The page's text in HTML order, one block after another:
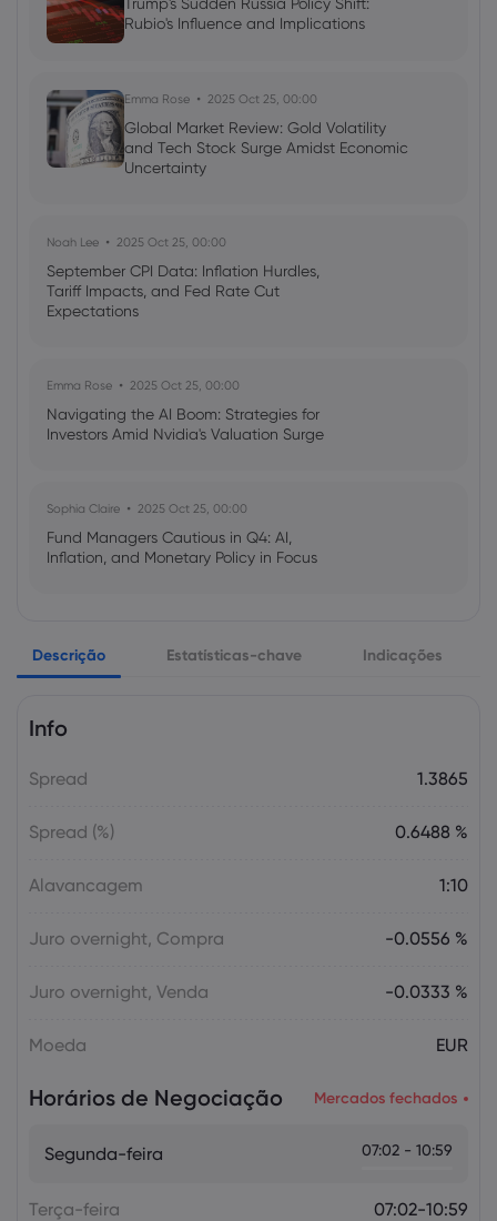
Rubio's Influence and Implications
Emma Rose 2025 Oct 25, 00:00
Global Market Review: Gold Volatility
and Tech Stock Surge Amidst Economic
Uncertainty
Noah Lee 2025 Oct 25, 00:00
September CPI Data: Inflation Hurdles,
Tariff Impacts, and Fed Rate Cut
Expectations
Emma Rose 2025 Oct 25, 00:00
Navigating the AI Boom: Strategies for
Investors Amid Nvidia's Valuation Surge
Sophia Claire 2025 Oct 25, 00:00
Fund Managers Cautious in Q4: AI,
Inflation, and Monetary Policy in Focus
US Government Shutdown Threatens
October Inflation Data Release
US-EU Relations: Russia Sanctions Unite
Descrição Estatísticas-chave Indicações
Info
Spread 1.3865
Spread (%) 0.6488 %
Alavancagem 1:10
Juro overnight, Compra -0.0556 %
Juro overnight, Venda -0.0333 %
Moeda EUR
Horários de Negociação Mercados fechados
Segunda-feira 07:02 - 10:59
Terça-feira 07:02-10:59